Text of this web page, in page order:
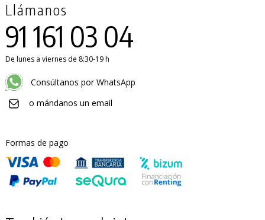
Llámanos
91 161 03 04
De lunes a viernes de 8:30-19 h
Consúltanos por WhatsApp
o mándanos un email
Formas de pago